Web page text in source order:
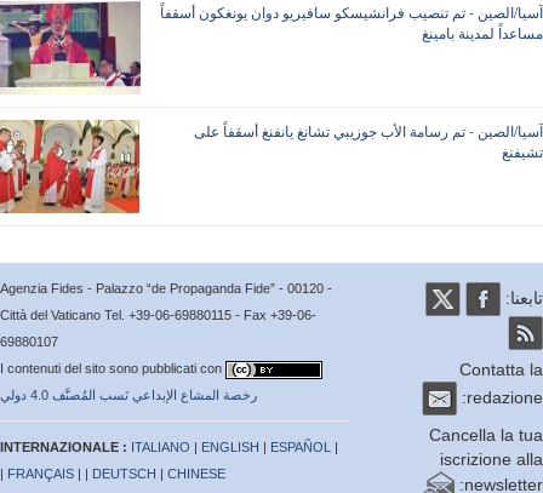
الصين - تم تنصيب فرانشيسكو سافيريو دوان يونغكون أسقفاً
لمدينة بامينغ
الصين - تم رسامة الأب جوزيبي تشانغ يانفنغ أسقفاً على
Agenzia Fides - Palazzo “de Propaganda Fide” - 00120 -
Città del Vaticano Tel. +39-06-69880115 - Fax +39-06-
69880107
I contenuti del sito sono pubblicati con
رخصة المشاع الإبداعي نَسب المُصنَّف 4.0 دولي
INTERNAZIONALE :ITALIANO|ENGLISH|ESPAÑOL
FRANÇAIS | |DEUTSCH|CHINESE
|
Cancella la
iscrizione